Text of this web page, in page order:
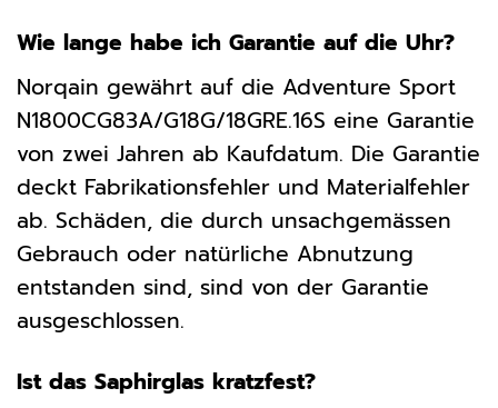
Wie lange habe ich Garantie auf die Uhr?
Norqain gewährt auf die Adventure Sport
N1800CG83A/G18G/18GRE.16S eine Garantie
von zwei Jahren ab Kaufdatum. Die Garantie
deckt Fabrikationsfehler und Materialfehler
ab. Schäden, die durch unsachgemässen
Gebrauch oder natürliche Abnutzung
entstanden sind, sind von der Garantie
ausgeschlossen.
Ist das Saphirglas kratzfest?